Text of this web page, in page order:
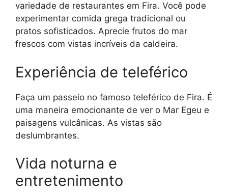
variedade de restaurantes em Fira. Você pode
experimentar comida grega tradicional ou
pratos sofisticados. Aprecie frutos do mar
frescos com vistas incríveis da caldeira.
Experiência de teleférico
Faça um passeio no famoso teleférico de Fira. É
uma maneira emocionante de ver o Mar Egeu e
paisagens vulcânicas. As vistas são
deslumbrantes.
Vida noturna e
entretenimento